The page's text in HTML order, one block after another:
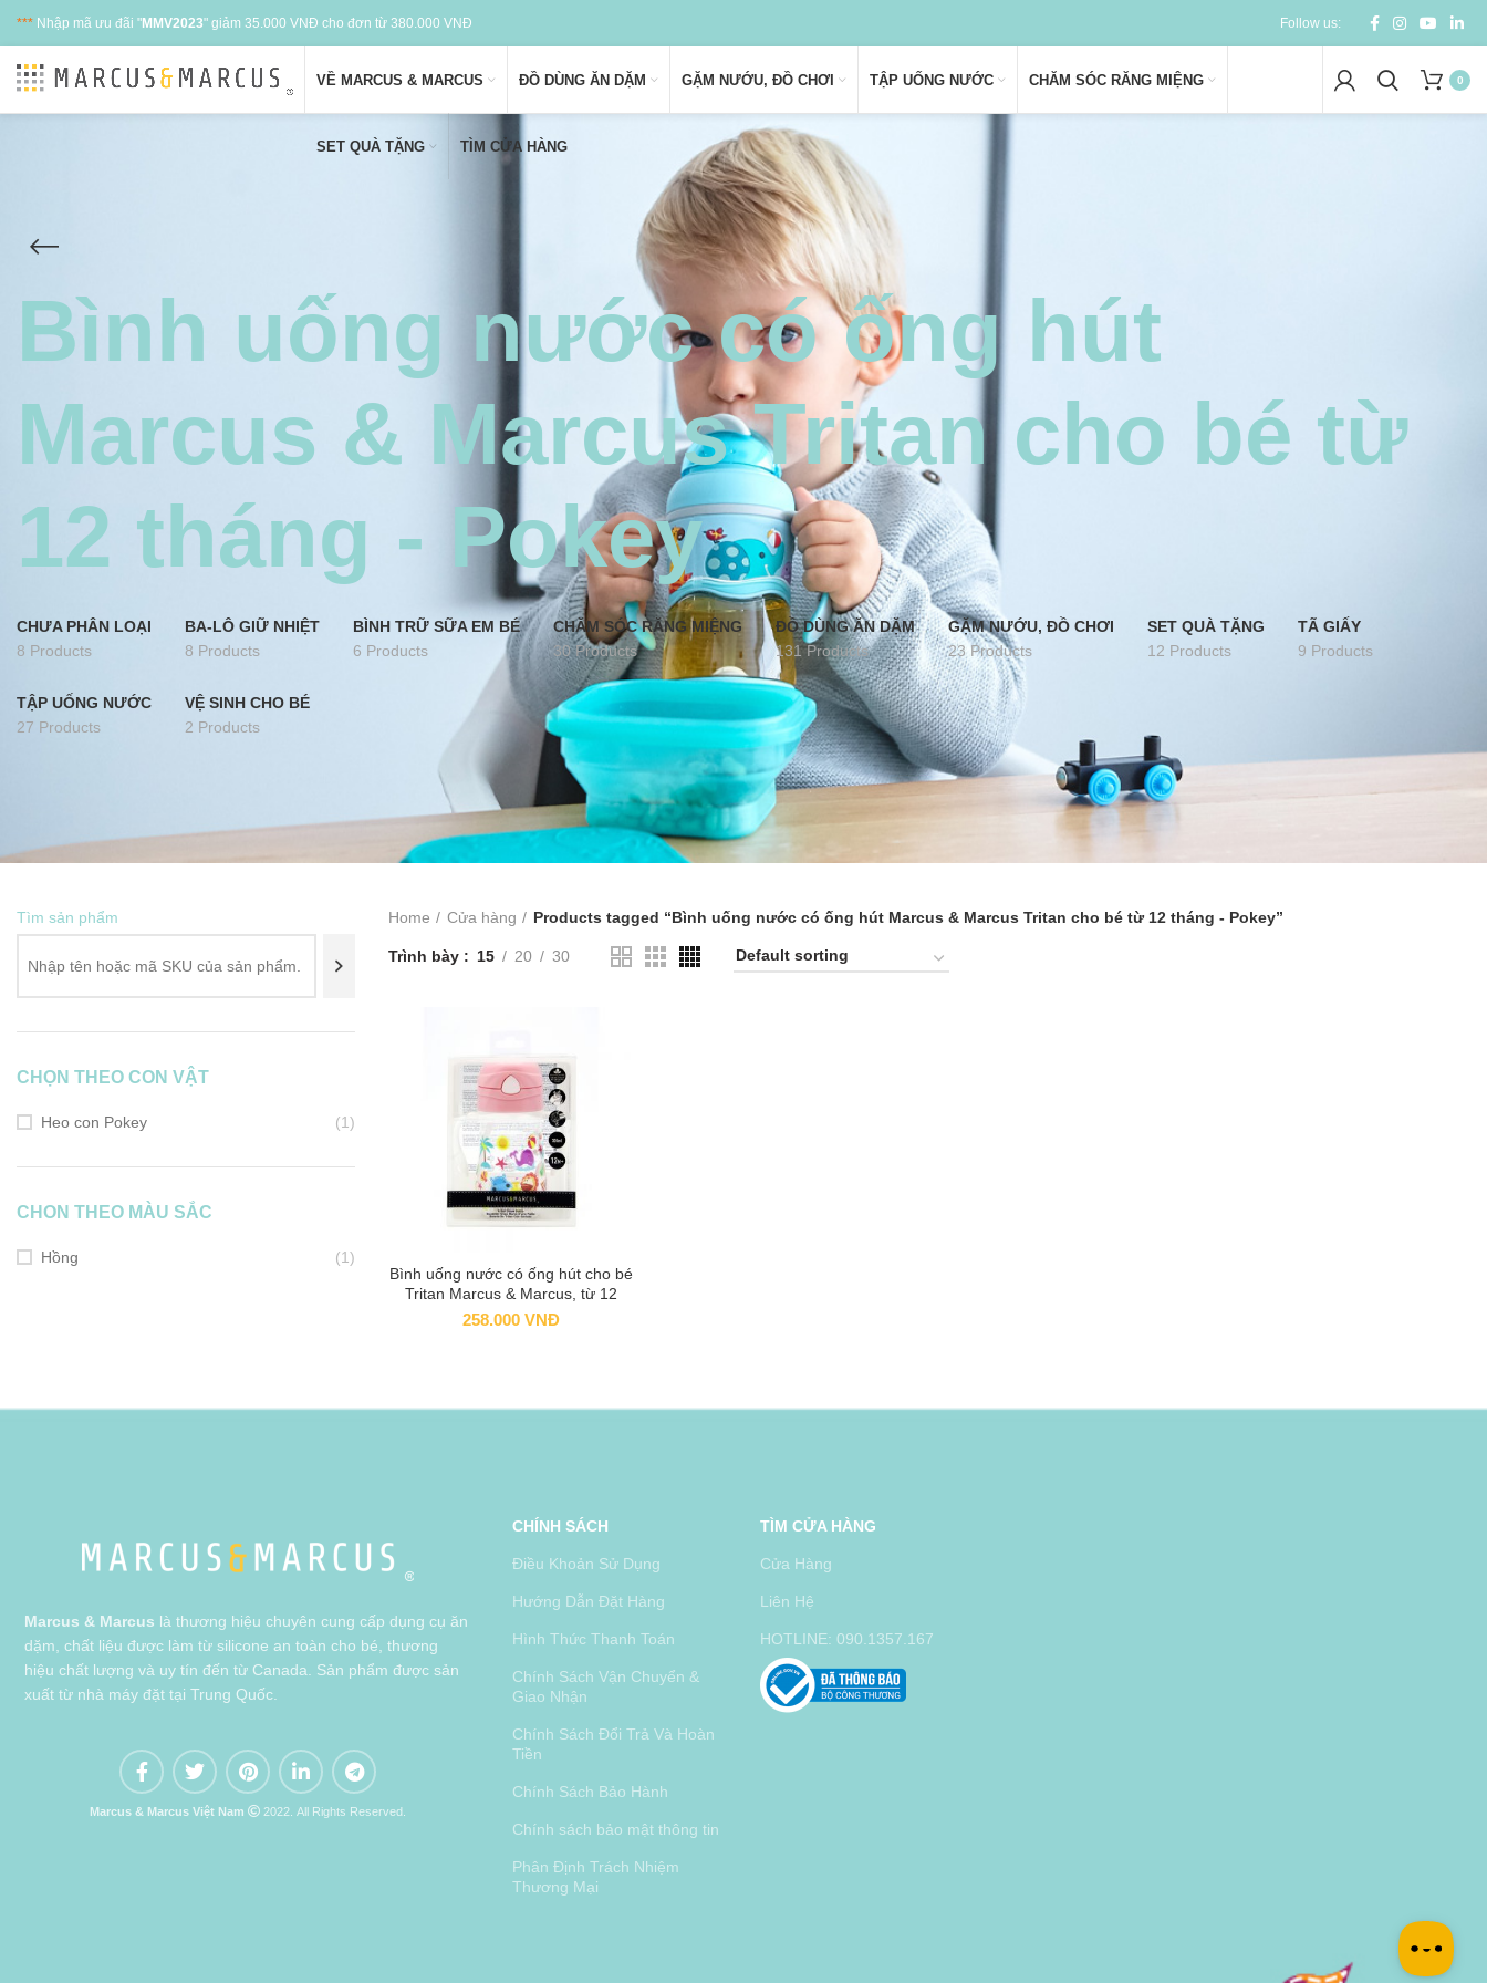
*** Nhập mã ưu đãi "MMV2023" giảm 35.000 VNĐ cho đơn từ 380.000 VNĐ Follow us:
VỀ MARCUS & MARCUS ĐỒ DÙNG ĂN DẶM GẶM NƯỚU, ĐỒ CHƠI TẬP UỐNG NƯỚC CHĂM SÓC RĂNG MIỆNG
SET QUÀ TẶNG TÌM CỬA HÀNG
0
Bình uống nước có ống hút
Marcus & Marcus Tritan cho bé từ
12 tháng - Pokey
CHƯA PHÂN LOẠI
8 Products
BA-LÔ GIỮ NHIỆT
8 Products
BÌNH TRỮ SỮA EM BÉ
6 Products
CHĂM SÓC RĂNG MIỆNG
30 Products
ĐỒ DÙNG ĂN DẶM
131 Products
GẶM NƯỚU, ĐỒ CHƠI
23 Products
SET QUÀ TẶNG
12 Products
TÃ GIẤY
9 Products
TẬP UỐNG NƯỚC
27 Products
VỆ SINH CHO BÉ
2 Products
Tìm sản phẩm
CHỌN THEO CON VẬT
Heo con Pokey (1)
CHON THEO MÀU SẮC
Hồng (1)
Home Cửa hàng Products tagged “Bình uống nước có ống hút Marcus & Marcus Tritan cho bé từ 12 tháng - Pokey”
Trình bày 15 20 30
ADD TO CART
Bình uống nước có ống hút cho bé
Tritan Marcus & Marcus, từ 12
tháng – Pokey
258.000 VNĐ
Marcus & Marcus là thương hiệu chuyên cung cấp dụng cụ ăn
dặm, chất liệu được làm từ silicone an toàn cho bé, thương
hiệu chất lượng và uy tín đến từ Canada. Sản phẩm được sản
xuất từ nhà máy đặt tại Trung Quốc.
Marcus & Marcus Việt Nam 2022. All Rights Reserved.
CHÍNH SÁCH
Điều Khoản Sử Dụng
Hướng Dẫn Đặt Hàng
Hình Thức Thanh Toán
Chính Sách Vận Chuyển &
Giao Nhận
Chính Sách Đổi Trả Và Hoàn
Tiền
Chính Sách Bảo Hành
Chính sách bảo mật thông tin
Phân Định Trách Nhiệm
Thương Mại
TÌM CỬA HÀNG
Cửa Hàng
Liên Hệ
HOTLINE: 090.1357.167